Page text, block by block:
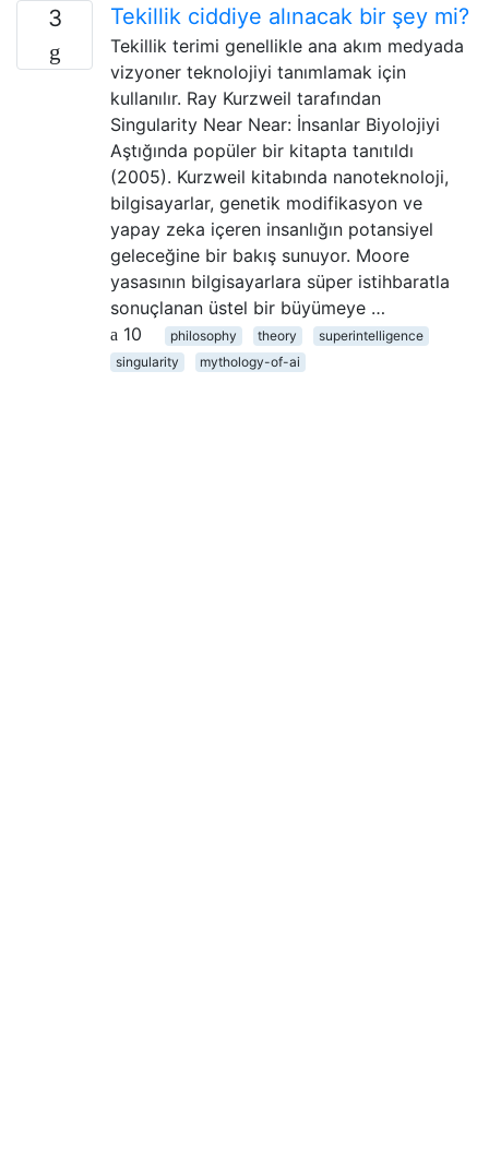
3 Tekillik ciddiye alınacak bir şey mi?
Tekillik terimi genellikle ana akım medyada
vizyoner teknolojiyi tanımlamak için
kullanılır. Ray Kurzweil tarafından
Singularity Near Near: İnsanlar Biyolojiyi
Aştığında popüler bir kitapta tanıtıldı
(2005). Kurzweil kitabında nanoteknoloji,
bilgisayarlar, genetik modifikasyon ve
yapay zeka içeren insanlığın potansiyel
geleceğine bir bakış sunuyor. Moore
yasasının bilgisayarlara süper istihbaratla
sonuçlanan üstel bir büyümeye …
10
philosophy theory
superintelligence
singularity
mythology-of-ai